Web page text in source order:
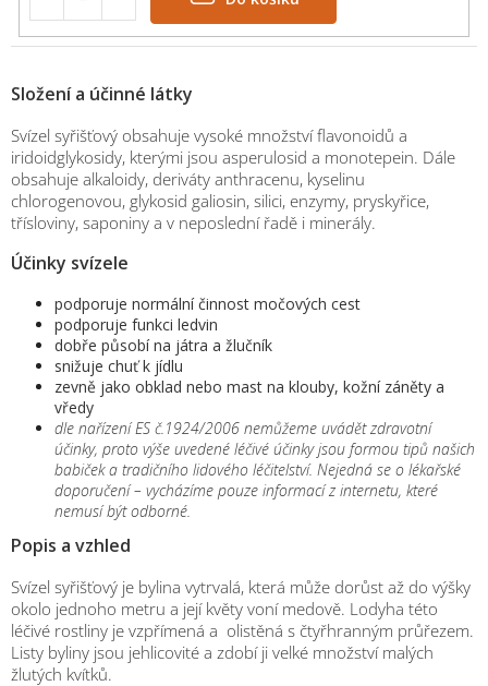
Složení a účinné látky
Svízel syřišťový obsahuje vysoké množství flavonoidů a
iridoidglykosidy, kterými jsou asperulosid a monotepein. Dále
obsahuje alkaloidy, deriváty anthracenu, kyselinu
chlorogenovou, glykosid galiosin, silici, enzymy, pryskyřice,
třísloviny, saponiny a v neposlední řadě i minerály.
Účinky svízele
podporuje normální činnost močových cest
podporuje funkci ledvin
dobře působí na játra a žlučník
snižuje chuť k jídlu
zevně jako obklad nebo mast na klouby, kožní záněty a
vředy
dle nařízení ES č.1924/2006 nemůžeme uvádět zdravotní
účinky, proto výše uvedené léčivé účinky jsou formou tipů našich
babiček a tradičního lidového léčitelství. Nejedná se o lékařské
doporučení – vycházíme pouze informací z internetu, které
nemusí být odborné.
Popis a vzhled
Svízel syřišťový je bylina vytrvalá, která může dorůst až do výšky
okolo jednoho metru a její květy voní medově. Lodyha této
léčivé rostliny je vzpřímená a olistěná s čtyřhranným průřezem.
Listy byliny jsou jehlicovité a zdobí ji velké množství malých
žlutých kvítků.